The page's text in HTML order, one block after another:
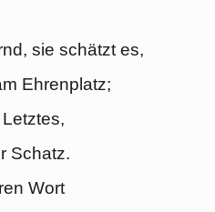
sie schätzt es,
Ehrenplatz;
Schatz.
Wort